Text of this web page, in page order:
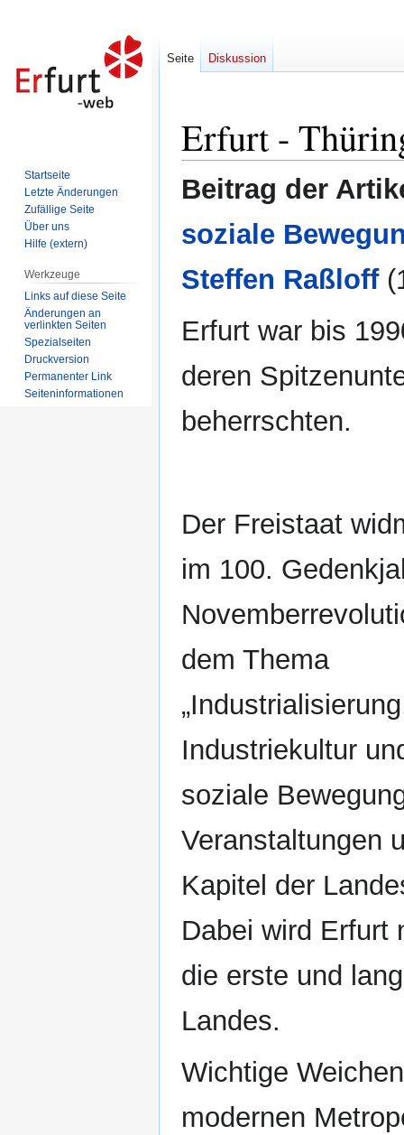
Navigation
springen
Suche
springen
Erfurt -
Beitrag der
soziale
Steffen Raßloff
Erfurt war bis
deren
beherrschten.
Der Freistaat
im 100.
dem Thema
Industriekultur
soziale
Veranstaltungen
Kapitel der
Dabei wird Erfurt
die erste und
Landes.
Wichtige
modernen
Seite Diskussion
Startseite
Letzte Änderungen
Zufällige Seite
Über uns
Hilfe (extern)
Werkzeuge
Links auf diese Seite
Änderungen an
verlinkten Seiten
Spezialseiten
Druckversion
Permanenter Link
Seiten­informationen